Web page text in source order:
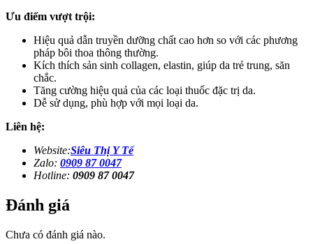
Ưu điểm vượt trội:
Hiệu quả dẫn truyền dưỡng chất cao hơn so với các phương
pháp bôi thoa thông thường.
Kích thích sản sinh collagen, elastin, giúp da trẻ trung, săn
chắc.
Tăng cường hiệu quả của các loại thuốc đặc trị da.
Dễ sử dụng, phù hợp với mọi loại da.
Liên hệ:
Website:Siêu Thị Y Tế
Zalo: 0909 87 0047
Hotline: 0909 87 0047
Đánh giá
Chưa có đánh giá nào.